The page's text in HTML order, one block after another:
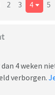
2 3 4 5
4 weken
verborgen.